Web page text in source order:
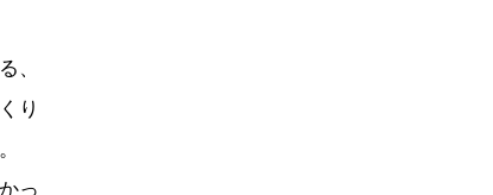
、
り
っ